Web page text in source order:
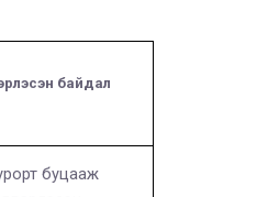
байдал
буцааж